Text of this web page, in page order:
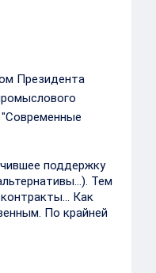
Президента
поддержку
Тем
Как
По крайней